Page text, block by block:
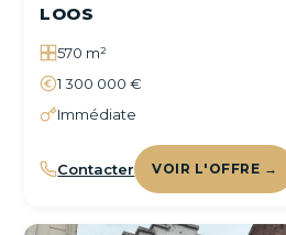
LOOS
570 m²
1 300 000 €
Immédiate
Contacter VOIR L'OFFRE →